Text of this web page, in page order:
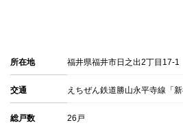
所在地 福井県福井市日之出2丁目17-1
交通 えちぜん鉄道勝山永平寺線「
総戸数 26戸